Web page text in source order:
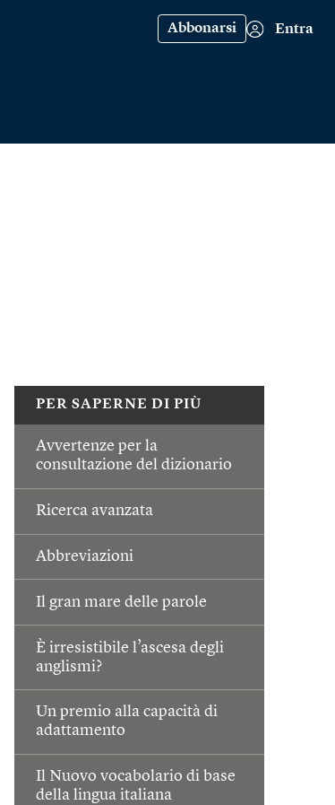
Abbonarsi Entra
PER SAPERNE DI PIÙ
Avvertenze per la
consultazione del dizionario
Ricerca avanzata
Abbreviazioni
Il gran mare delle parole
È irresistibile l’ascesa degli
anglismi?
Un premio alla capacità di
adattamento
Il Nuovo vocabolario di base
della lingua italiana